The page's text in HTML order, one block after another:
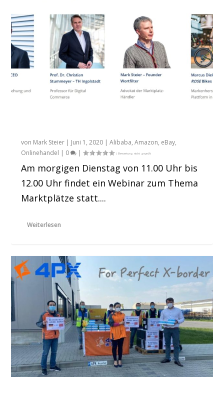
von Mark Steier | Juni 1, 2020 |Alibaba,Amazon, eBay,
Onlinehandel | 0 |
Am morgigen Dienstag von 11.00 Uhr bis
12.00 Uhr findet ein Webinar zum Thema
Marktplätze statt....
Weiterlesen